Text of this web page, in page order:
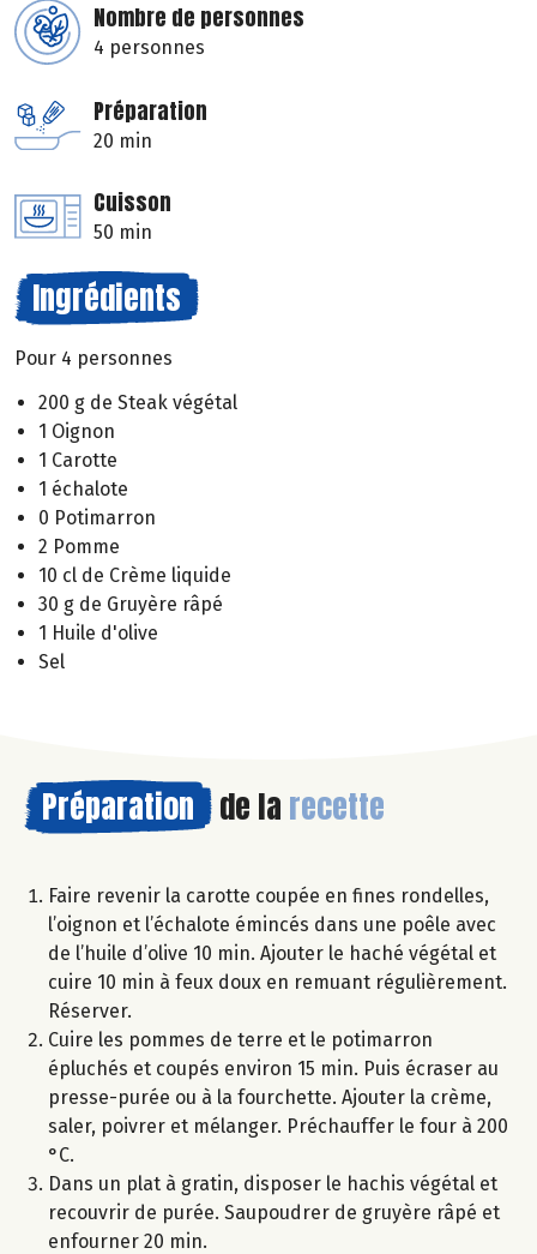
Nombre de personnes
4 personnes
Préparation
20 min
Cuisson
50 min
Ingrédients
Pour 4 personnes
200 g de Steak végétal
1 Oignon
1 Carotte
1 échalote
0 Potimarron
2 Pomme
10 cl de Crème liquide
30 g de Gruyère râpé
1 Huile d'olive
Sel
Préparation de la recette
Faire revenir la carotte coupée en fines rondelles,
l’oignon et l’échalote émincés dans une poêle avec
de l’huile d’olive 10 min. Ajouter le haché végétal et
cuire 10 min à feux doux en remuant régulièrement.
Réserver.
Cuire les pommes de terre et le potimarron
épluchés et coupés environ 15 min. Puis écraser au
presse-purée ou à la fourchette. Ajouter la crème,
saler, poivrer et mélanger. Préchauffer le four à 200
°C.
Dans un plat à gratin, disposer le hachis végétal et
recouvrir de purée. Saupoudrer de gruyère râpé et
enfourner 20 min.